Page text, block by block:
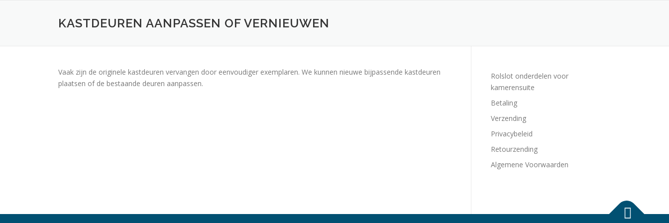
KASTDEUREN AANPASSEN OF VERNIEUWEN
Vaak zijn de originele kastdeuren vervangen door eenvoudiger exemplaren. We kunnen nieuwe bijpassende kastdeuren
plaatsen of de bestaande deuren aanpassen.
Rolslot onderdelen voor
kamerensuite
Betaling
Verzending
Privacybeleid
Retourzending
Algemene Voorwaarden